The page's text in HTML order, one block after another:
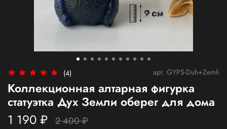
(4) арт. GYPS-Duh+Zemli
Коллекционная алтарная фигурка
статуэтка Дух Земли оберег для дома
1 190 ₽ 2 400 ₽